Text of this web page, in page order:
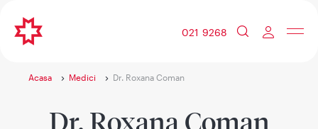
021 9268
Acasa Medici Dr. Roxana Coman